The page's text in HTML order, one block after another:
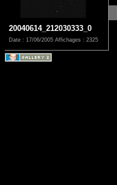
20040614_212030333_0
Date : 17/06/2005 Affichages : 2325